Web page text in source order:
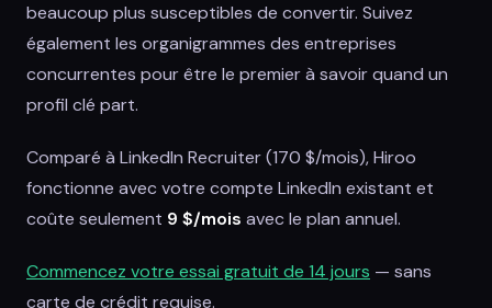
beaucoup plus susceptibles de convertir. Suivez
également les organigrammes des entreprises
concurrentes pour être le premier à savoir quand un
profil clé part.
Comparé à LinkedIn Recruiter (170 $/mois), Hiroo
fonctionne avec votre compte LinkedIn existant et
coûte seulement 9 $/mois avec le plan annuel.
Commencez votre essai gratuit de 14 jours — sans
carte de crédit requise.